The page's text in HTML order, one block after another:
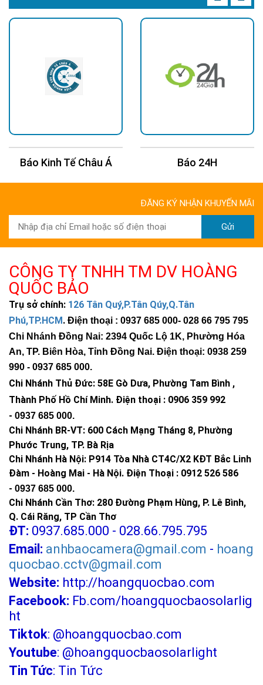
Báo 24H Báo Tuổi Trẻ
ĐĂNG KÝ NHẬN KHUYẾN MÃI
Gửi
CÔNG TY TNHH TM DV HOÀNG
QUỐC BẢO
Trụ sở chính: 126 Tân Quý,P.Tân Qúy,Q.Tân
Phú,TP.HCM. Điện thoại : 0937 685 000- 028 66 795 795
Chi Nhánh Đồng Nai: 2394 Quốc Lộ 1K, Phường Hóa
An, TP. Biên Hòa, Tỉnh Đồng Nai. Điện thoại: 0938 259
990 - 0937 685 000.
Chi Nhánh Thủ Đức: 58E Gò Dưa, Phường Tam Bình ,
Thành Phố Hồ Chí Minh. Điện thoại : 0906 359 992
- 0937 685 000.
Chi Nhánh BR-VT: 600 Cách Mạng Tháng 8, Phường
Phước Trung, TP. Bà Rịa
Chi Nhánh Hà Nội: P914 Tòa Nhà CT4C/X2 KĐT Bắc Linh
Đàm - Hoàng Mai - Hà Nội. Điện Thoại : 0912 526 586
- 0937 685 000.
Chi Nhánh Cần Thơ: 280 Đường Phạm Hùng, P. Lê Bình,
Q. Cái Răng, TP Cần Thơ
ĐT: 0937.685.000 - 028.66.795.795
Email: anhbaocamera@gmail.com - hoang
quocbao.cctv@gmail.com
Website: http://hoangquocbao.com
Facebook: Fb.com/hoangquocbaosolarlig
ht
Tiktok: @hoangquocbao.com
Youtube: @hoangquocbaosolarlight
Tin Tức: Tin Tức